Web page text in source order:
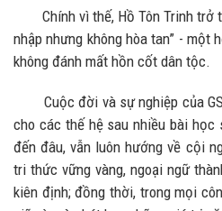
Chính vì thế, Hồ Tôn Trinh trở
nhập nhưng không hòa tan” - một
không đánh mất hồn cốt dân tộc.
Cuộc đời và sự nghiệp của GS
cho các thế hệ sau nhiều bài học
đến đâu, vẫn luôn hướng về cội
tri thức vững vàng, ngoại ngữ
kiên định; đồng thời, trong mọi